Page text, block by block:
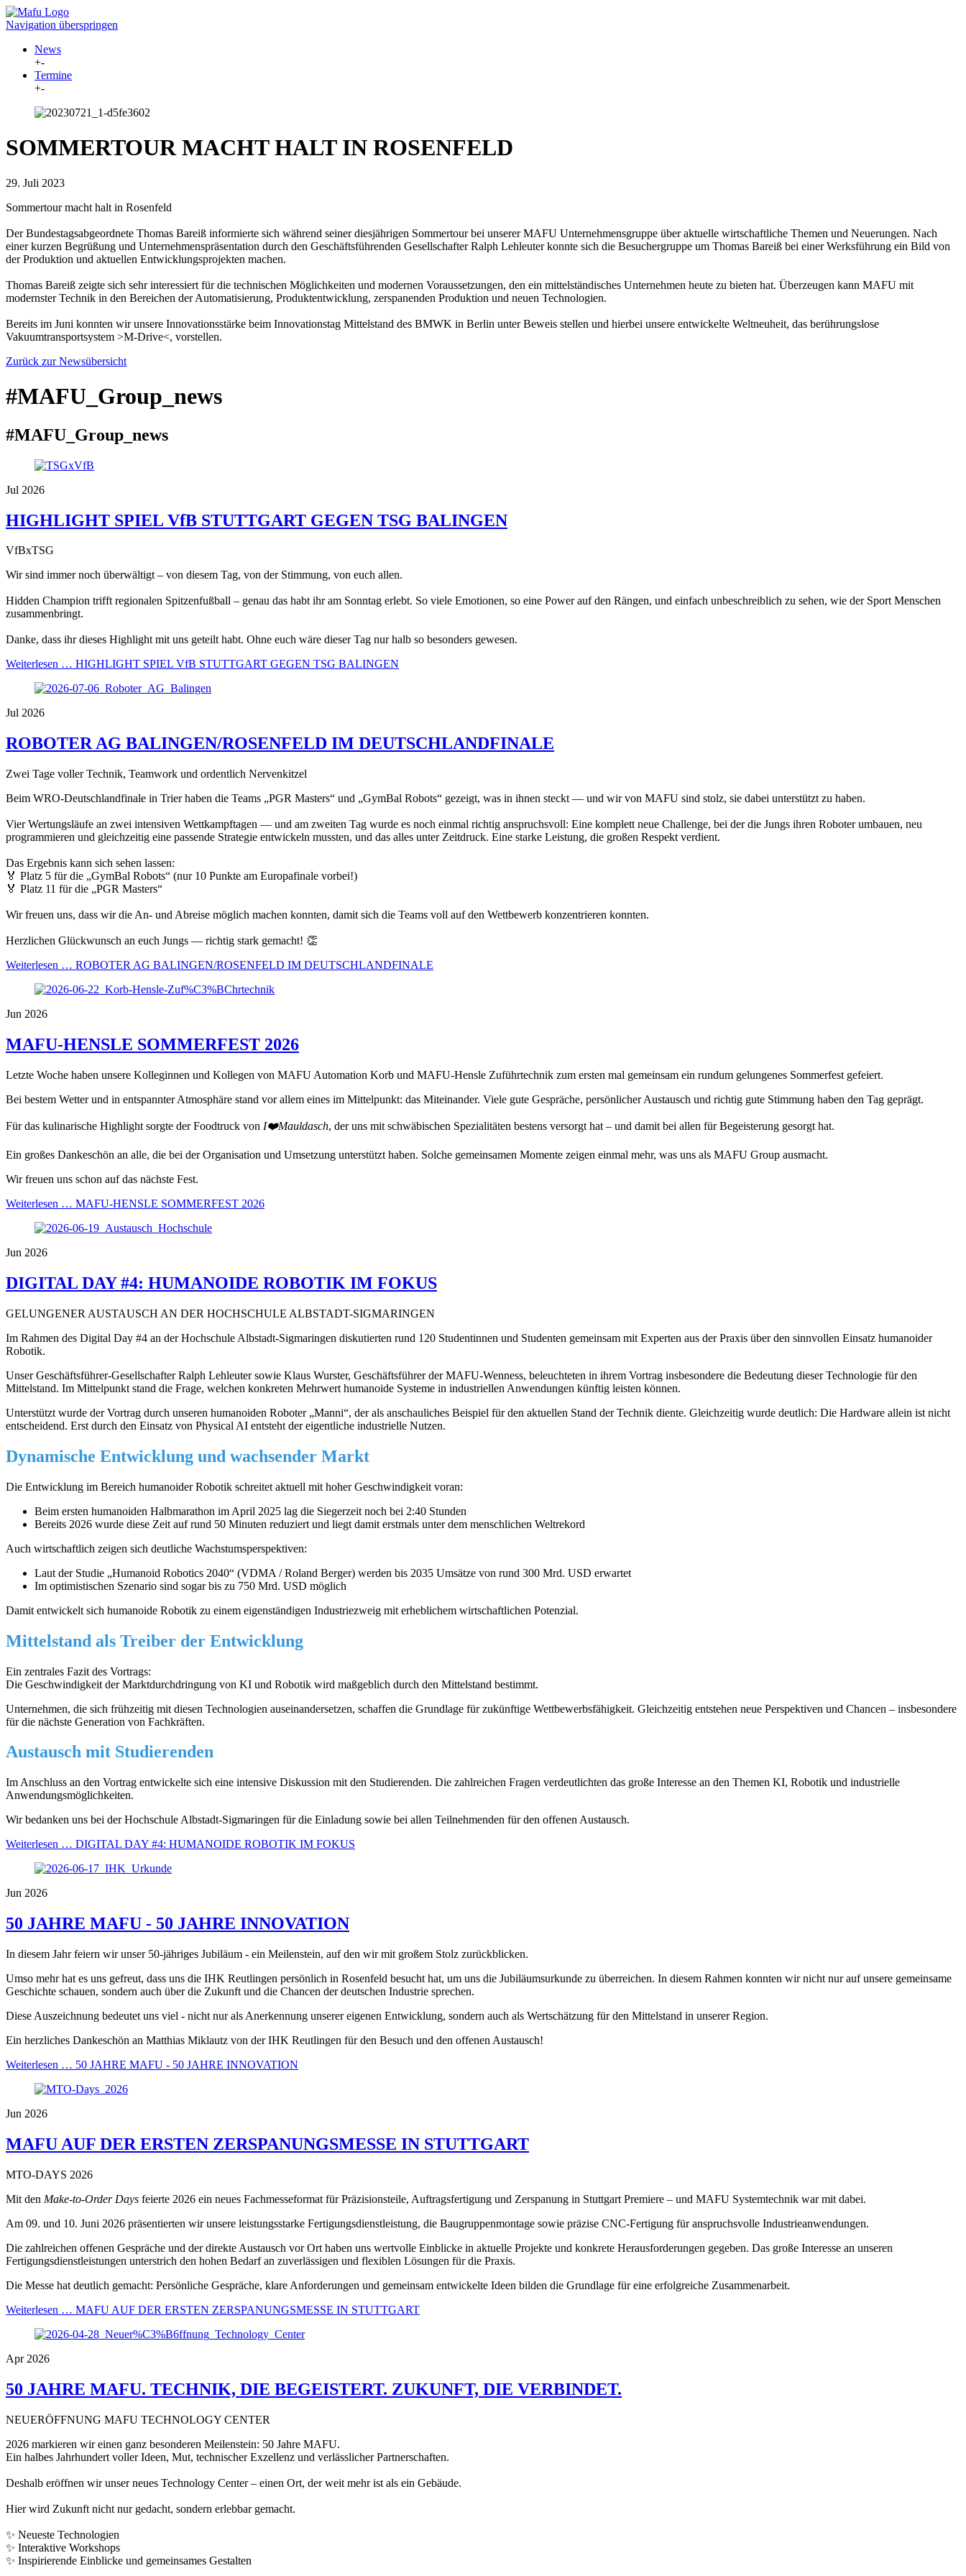
Navigation überspringen
News
+-
Termine
+-
SOMMERTOUR MACHT HALT IN ROSENFELD
29. Juli 2023
Sommertour macht halt in Rosenfeld
Der Bundestagsabgeordnete Thomas Bareiß informierte sich während seiner diesjährigen Sommertour bei unserer MAFU Unternehmensgruppe über aktuelle wirtschaftliche Themen und Neuerungen. Nach
einer kurzen Begrüßung und Unternehmenspräsentation durch den Geschäftsführenden Gesellschafter Ralph Lehleuter konnte sich die Besuchergruppe um Thomas Bareiß bei einer Werksführung ein Bild von
der Produktion und aktuellen Entwicklungsprojekten machen.
Thomas Bareiß zeigte sich sehr interessiert für die technischen Möglichkeiten und modernen Voraussetzungen, den ein mittelständisches Unternehmen heute zu bieten hat. Überzeugen kann MAFU mit
modernster Technik in den Bereichen der Automatisierung, Produktentwicklung, zerspanenden Produktion und neuen Technologien.
Bereits im Juni konnten wir unsere Innovationsstärke beim Innovationstag Mittelstand des BMWK in Berlin unter Beweis stellen und hierbei unsere entwickelte Weltneuheit, das berührungslose
Vakuumtransportsystem >M-Drive<, vorstellen.
Zurück zur Newsübersicht
#MAFU_Group_news
#MAFU_Group_news
Jul 2026
HIGHLIGHT SPIEL VfB STUTTGART GEGEN TSG BALINGEN
VfBxTSG
Wir sind immer noch überwältigt – von diesem Tag, von der Stimmung, von euch allen.
Hidden Champion trifft regionalen Spitzenfußball – genau das habt ihr am Sonntag erlebt. So viele Emotionen, so eine Power auf den Rängen, und einfach unbeschreiblich zu sehen, wie der Sport Menschen
zusammenbringt.
Danke, dass ihr dieses Highlight mit uns geteilt habt. Ohne euch wäre dieser Tag nur halb so besonders gewesen.
Weiterlesen … HIGHLIGHT SPIEL VfB STUTTGART GEGEN TSG BALINGEN
Jul 2026
ROBOTER AG BALINGEN/ROSENFELD IM DEUTSCHLANDFINALE
Zwei Tage voller Technik, Teamwork und ordentlich Nervenkitzel
Beim WRO-Deutschlandfinale in Trier haben die Teams „PGR Masters“ und „GymBal Robots“ gezeigt, was in ihnen steckt — und wir von MAFU sind stolz, sie dabei unterstützt zu haben.
Vier Wertungsläufe an zwei intensiven Wettkampftagen — und am zweiten Tag wurde es noch einmal richtig anspruchsvoll: Eine komplett neue Challenge, bei der die Jungs ihren Roboter umbauen, neu
programmieren und gleichzeitig eine passende Strategie entwickeln mussten, und das alles unter Zeitdruck. Eine starke Leistung, die großen Respekt verdient.
Das Ergebnis kann sich sehen lassen:
🏅 Platz 5 für die „GymBal Robots“ (nur 10 Punkte am Europafinale vorbei!)
🏅 Platz 11 für die „PGR Masters“
Wir freuen uns, dass wir die An- und Abreise möglich machen konnten, damit sich die Teams voll auf den Wettbewerb konzentrieren konnten.
Herzlichen Glückwunsch an euch Jungs — richtig stark gemacht! 👏
Weiterlesen … ROBOTER AG BALINGEN/ROSENFELD IM DEUTSCHLANDFINALE
Jun 2026
MAFU-HENSLE SOMMERFEST 2026
Letzte Woche haben unsere Kolleginnen und Kollegen von MAFU Automation Korb und MAFU-Hensle Zuführtechnik zum ersten mal gemeinsam ein rundum gelungenes Sommerfest gefeiert.
Bei bestem Wetter und in entspannter Atmosphäre stand vor allem eines im Mittelpunkt: das Miteinander. Viele gute Gespräche, persönlicher Austausch und richtig gute Stimmung haben den Tag geprägt.
Für das kulinarische Highlight sorgte der Foodtruck von I❤️Mauldasch, der uns mit schwäbischen Spezialitäten bestens versorgt hat – und damit bei allen für Begeisterung gesorgt hat.
Ein großes Dankeschön an alle, die bei der Organisation und Umsetzung unterstützt haben. Solche gemeinsamen Momente zeigen einmal mehr, was uns als MAFU Group ausmacht.
Wir freuen uns schon auf das nächste Fest.
Weiterlesen … MAFU-HENSLE SOMMERFEST 2026
Jun 2026
DIGITAL DAY #4: HUMANOIDE ROBOTIK IM FOKUS
GELUNGENER AUSTAUSCH AN DER HOCHSCHULE ALBSTADT-SIGMARINGEN
Im Rahmen des Digital Day #4 an der Hochschule Albstadt-Sigmaringen diskutierten rund 120 Studentinnen und Studenten gemeinsam mit Experten aus der Praxis über den sinnvollen Einsatz humanoider
Robotik.
Unser Geschäftsführer-Gesellschafter Ralph Lehleuter sowie Klaus Wurster, Geschäftsführer der MAFU-Wenness, beleuchteten in ihrem Vortrag insbesondere die Bedeutung dieser Technologie für den
Mittelstand. Im Mittelpunkt stand die Frage, welchen konkreten Mehrwert humanoide Systeme in industriellen Anwendungen künftig leisten können.
Unterstützt wurde der Vortrag durch unseren humanoiden Roboter „Manni“, der als anschauliches Beispiel für den aktuellen Stand der Technik diente. Gleichzeitig wurde deutlich: Die Hardware allein ist nicht
entscheidend. Erst durch den Einsatz von Physical AI entsteht der eigentliche industrielle Nutzen.
Dynamische Entwicklung und wachsender Markt
Die Entwicklung im Bereich humanoider Robotik schreitet aktuell mit hoher Geschwindigkeit voran:
Beim ersten humanoiden Halbmarathon im April 2025 lag die Siegerzeit noch bei 2:40 Stunden
Bereits 2026 wurde diese Zeit auf rund 50 Minuten reduziert und liegt damit erstmals unter dem menschlichen Weltrekord
Auch wirtschaftlich zeigen sich deutliche Wachstumsperspektiven:
Laut der Studie „Humanoid Robotics 2040“ (VDMA / Roland Berger) werden bis 2035 Umsätze von rund 300 Mrd. USD erwartet
Im optimistischen Szenario sind sogar bis zu 750 Mrd. USD möglich
Damit entwickelt sich humanoide Robotik zu einem eigenständigen Industriezweig mit erheblichem wirtschaftlichen Potenzial.
Mittelstand als Treiber der Entwicklung
Ein zentrales Fazit des Vortrags:
Die Geschwindigkeit der Marktdurchdringung von KI und Robotik wird maßgeblich durch den Mittelstand bestimmt.
Unternehmen, die sich frühzeitig mit diesen Technologien auseinandersetzen, schaffen die Grundlage für zukünftige Wettbewerbsfähigkeit. Gleichzeitig entstehen neue Perspektiven und Chancen – insbesondere
für die nächste Generation von Fachkräften.
Austausch mit Studierenden
Im Anschluss an den Vortrag entwickelte sich eine intensive Diskussion mit den Studierenden. Die zahlreichen Fragen verdeutlichten das große Interesse an den Themen KI, Robotik und industrielle
Anwendungsmöglichkeiten.
Wir bedanken uns bei der Hochschule Albstadt-Sigmaringen für die Einladung sowie bei allen Teilnehmenden für den offenen Austausch.
Weiterlesen … DIGITAL DAY #4: HUMANOIDE ROBOTIK IM FOKUS
Jun 2026
50 JAHRE MAFU - 50 JAHRE INNOVATION
In diesem Jahr feiern wir unser 50-jähriges Jubiläum - ein Meilenstein, auf den wir mit großem Stolz zurückblicken.
Umso mehr hat es uns gefreut, dass uns die IHK Reutlingen persönlich in Rosenfeld besucht hat, um uns die Jubiläumsurkunde zu überreichen. In diesem Rahmen konnten wir nicht nur auf unsere gemeinsame
Geschichte schauen, sondern auch über die Zukunft und die Chancen der deutschen Industrie sprechen.
Diese Auszeichnung bedeutet uns viel - nicht nur als Anerkennung unserer eigenen Entwicklung, sondern auch als Wertschätzung für den Mittelstand in unserer Region.
Ein herzliches Dankeschön an Matthias Miklautz von der IHK Reutlingen für den Besuch und den offenen Austausch!
Weiterlesen … 50 JAHRE MAFU - 50 JAHRE INNOVATION
Jun 2026
MAFU AUF DER ERSTEN ZERSPANUNGSMESSE IN STUTTGART
MTO-DAYS 2026
Mit den Make-to-Order Days feierte 2026 ein neues Fachmesseformat für Präzisionsteile, Auftragsfertigung und Zerspanung in Stuttgart Premiere – und MAFU Systemtechnik war mit dabei.
Am 09. und 10. Juni 2026 präsentierten wir unsere leistungsstarke Fertigungsdienstleistung, die Baugruppenmontage sowie präzise CNC-Fertigung für anspruchsvolle Industrieanwendungen.
Die zahlreichen offenen Gespräche und der direkte Austausch vor Ort haben uns wertvolle Einblicke in aktuelle Projekte und konkrete Herausforderungen gegeben. Das große Interesse an unseren
Fertigungsdienstleistungen unterstrich den hohen Bedarf an zuverlässigen und flexiblen Lösungen für die Praxis.
Die Messe hat deutlich gemacht: Persönliche Gespräche, klare Anforderungen und gemeinsam entwickelte Ideen bilden die Grundlage für eine erfolgreiche Zusammenarbeit.
Weiterlesen … MAFU AUF DER ERSTEN ZERSPANUNGSMESSE IN STUTTGART
Apr 2026
50 JAHRE MAFU. TECHNIK, DIE BEGEISTERT. ZUKUNFT, DIE VERBINDET.
NEUERÖFFNUNG MAFU TECHNOLOGY CENTER
2026 markieren wir einen ganz besonderen Meilenstein: 50 Jahre MAFU.
Ein halbes Jahrhundert voller Ideen, Mut, technischer Exzellenz und verlässlicher Partnerschaften.
Deshalb eröffnen wir unser neues Technology Center – einen Ort, der weit mehr ist als ein Gebäude.
Hier wird Zukunft nicht nur gedacht, sondern erlebbar gemacht.
✨ Neueste Technologien
✨ Interaktive Workshops
✨ Inspirierende Einblicke und gemeinsames Gestalten